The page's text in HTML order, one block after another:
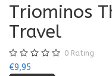
Triominos
Travel
0 Rating
€9,95